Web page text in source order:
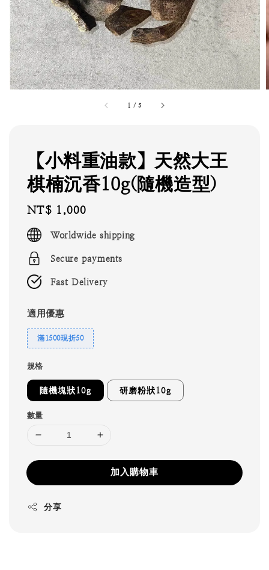
1 /5
【小料重油款】天然大王
棋楠沉香10g(隨機造型)
Regular
price
NT$ 1,000
Worldwide shipping
Secure payments
Fast Delivery
適用優惠
滿1500現折50
規格
隨機塊狀10g 研磨粉狀10g
數量
加入購物車
分享